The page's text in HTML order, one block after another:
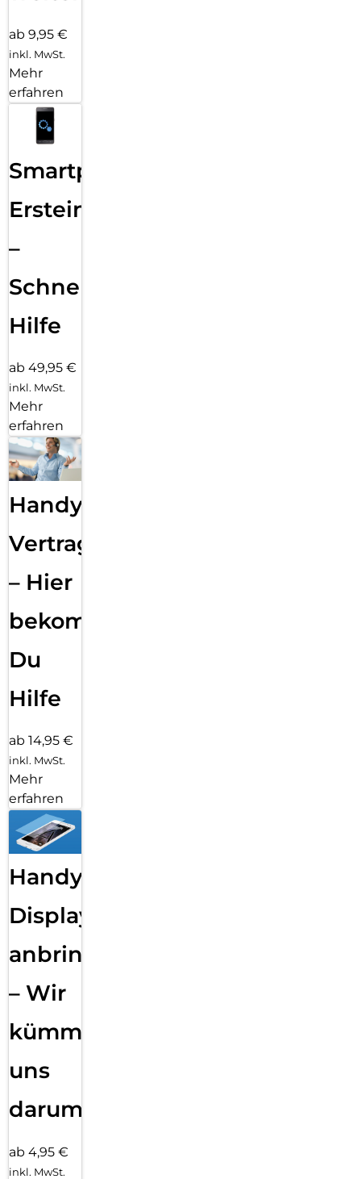
ab 9,95 €
inkl. MwSt.
Mehr
erfahren
Smartphone
Ersteinrichtung
–
Schnelle
Hilfe
ab 49,95 €
inkl. MwSt.
Mehr
erfahren
Handy
Vertragsabwicklung
– Hier
bekommst
Du
Hilfe
ab 14,95 €
inkl. MwSt.
Mehr
erfahren
Handy
Displayfolie
anbringen
– Wir
kümmern
uns
darum!
ab 4,95 €
inkl. MwSt.